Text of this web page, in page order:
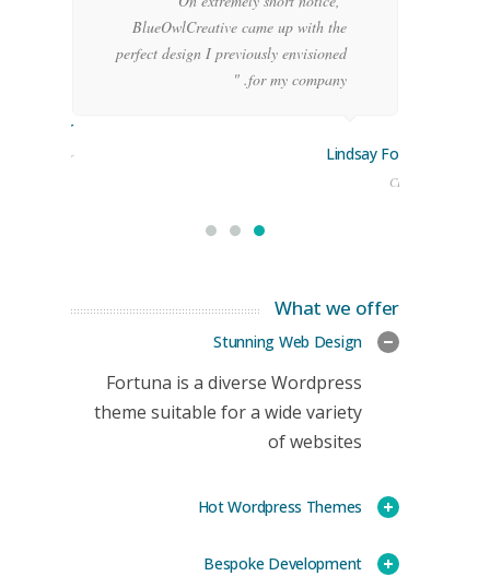
BlueOwlCreative came up with the
perfect design I previously envisioned
for my company. "
Lindsay Ford
CEO
Stoner
Manager
What we offer
Stunning Web Design
Fortuna is a diverse Wordpress
theme suitable for a wide variety
of websites
Hot Wordpress Themes
Bespoke Development